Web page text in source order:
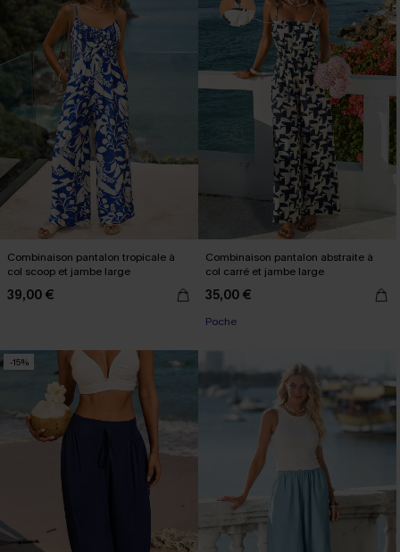
Combinaison pantalon tropicale à
col scoop et jambe large
39,00 €
Combinaison pantalon abstraite à
col carré et jambe large
35,00 €
Poche
-15%